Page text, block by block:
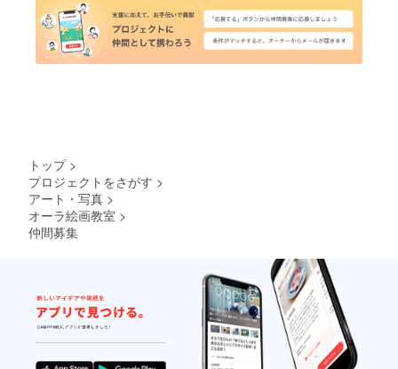
トップ >
プロジェクトをさがす >
アート・写真 >
オーラ絵画教室 >
仲間募集